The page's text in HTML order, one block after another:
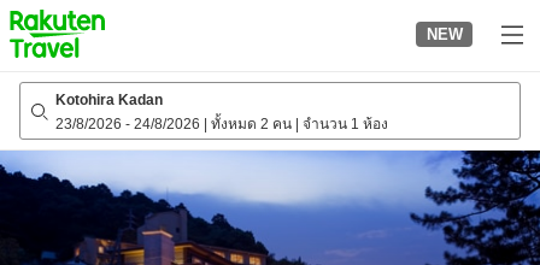
to
top
page
NEW
Kotohira Kadan
23/8/2026 - 24/8/2026 ทั้งหมด 2 คน จำนวน 1 ห้อง